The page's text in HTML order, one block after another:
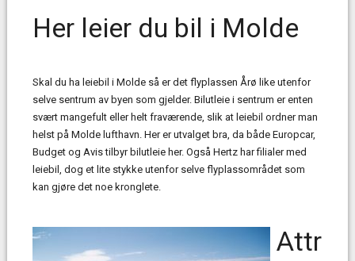
Her leier du bil i Molde
Skal du ha leiebil i Molde så er det flyplassen Årø like utenfor
selve sentrum av byen som gjelder. Bilutleie i sentrum er enten
svært mangefult eller helt fraværende, slik at leiebil ordner man
helst på Molde lufthavn. Her er utvalget bra, da både Europcar,
Budget og Avis tilbyr bilutleie her. Også Hertz har filialer med
leiebil, dog et lite stykke utenfor selve flyplassområdet som
kan gjøre det noe kronglete.
Attr